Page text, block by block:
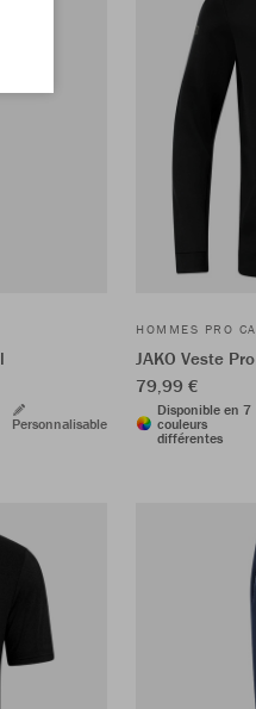
Personnalisable
HOMMES PRO
JAKO Veste
79,99 €
Disponible en 7
couleurs
différentes